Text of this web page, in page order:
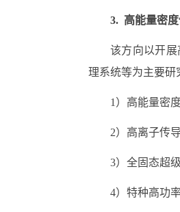
3. 高能量密
该方向以开
理系统等为主要研
1 ）高能量密
2）高离子传
3）全固态超
4）特种高功